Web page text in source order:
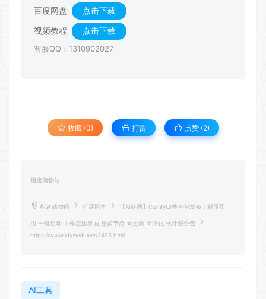
百度网盘
点击下载
视频教程
点击下载
客服QQ：1310902027
收藏 (0) 打赏 点赞 (2)
相逢储物站
相逢储物站 扩展脚本 【AI绘画】ComfyUI整合包发布！解压即
用 一键启动 工作流版界面 超多节点 ☆更新 ☆汉化 秋叶整合包
https://www.xfyzyyb.xyz/2423.html
AI工具